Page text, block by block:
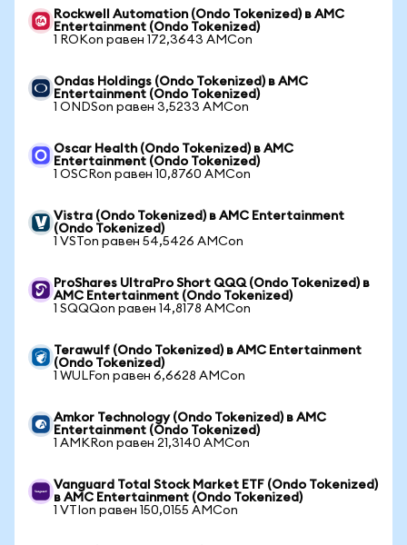
Rockwell Automation (Ondo Tokenized) в AMC
Entertainment (Ondo Tokenized)
1 ROKon равен 172,3643 AMCon
Ondas Holdings (Ondo Tokenized) в AMC
Entertainment (Ondo Tokenized)
1 ONDSon равен 3,5233 AMCon
Oscar Health (Ondo Tokenized) в AMC
Entertainment (Ondo Tokenized)
1 OSCRon равен 10,8760 AMCon
Vistra (Ondo Tokenized) в AMC Entertainment
(Ondo Tokenized)
1 VSTon равен 54,5426 AMCon
ProShares UltraPro Short QQQ (Ondo Tokenized) в
AMC Entertainment (Ondo Tokenized)
1 SQQQon равен 14,8178 AMCon
Terawulf (Ondo Tokenized) в AMC Entertainment
(Ondo Tokenized)
1 WULFon равен 6,6628 AMCon
Amkor Technology (Ondo Tokenized) в AMC
Entertainment (Ondo Tokenized)
1 AMKRon равен 21,3140 AMCon
Vanguard Total Stock Market ETF (Ondo Tokenized)
в AMC Entertainment (Ondo Tokenized)
1 VTIon равен 150,0155 AMCon